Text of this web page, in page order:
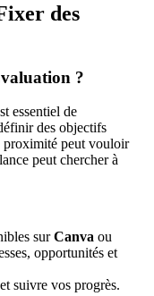
des
?
essentiel de
des objectifs
proximité peut vouloir
peut chercher à
surCanva ou
opportunités et
suivre vos progrès.